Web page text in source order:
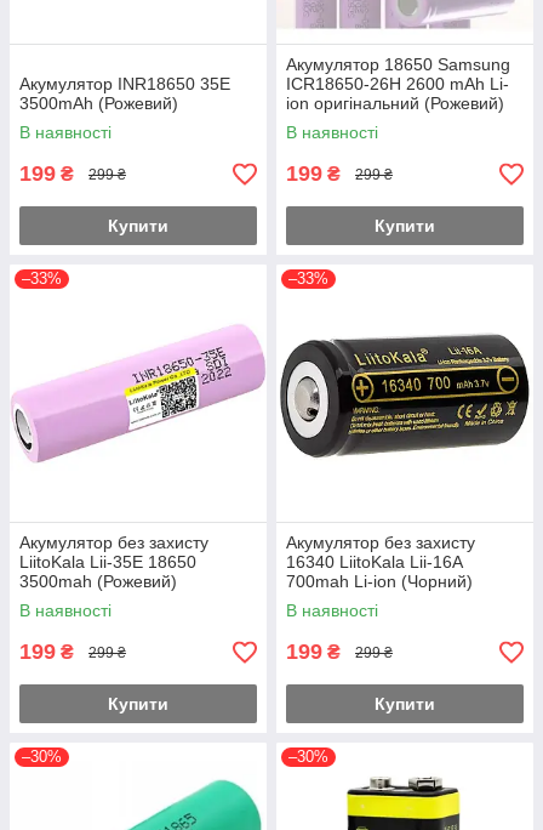
Акумулятор INR18650 35E
3500mAh (Рожевий)
В наявності
199 ₴ 299 ₴
Купити
Акумулятор 18650 Samsung
ICR18650-26H 2600 mAh Li-
ion оригінальний (Рожевий)
В наявності
199 ₴ 299 ₴
Купити
–33%
Акумулятор без захисту
LiitoKala Lii-35E 18650
3500mah (Рожевий)
В наявності
199 ₴ 299 ₴
Купити
–33%
Акумулятор без захисту
16340 LiitoKala Lii-16A
700mah Li-ion (Чорний)
В наявності
199 ₴ 299 ₴
Купити
–30% –30%